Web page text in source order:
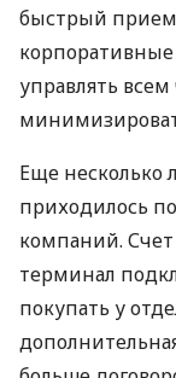
быстрый прием
управлять
Еще несколько
приходилось
компаний. Счет
терминал
покупать у